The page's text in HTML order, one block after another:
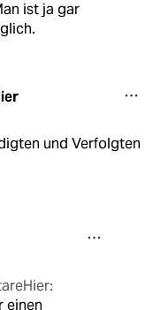
ist ja gar
und Verfolgten
einen